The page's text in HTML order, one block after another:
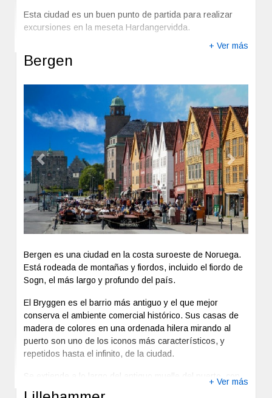
Esta ciudad es un buen punto de partida para realizar
excursiones en la meseta Hardangervidda.
+ Ver más
Bergen
Previous Next
Bergen es una ciudad en la costa suroeste de Noruega.
Está rodeada de montañas y fiordos, incluido el fiordo de
Sogn, el más largo y profundo del país.
El Bryggen es el barrio más antiguo y el que mejor
conserva el ambiente comercial histórico. Sus casas de
madera de colores en una ordenada hilera mirando al
puerto son uno de los iconos más característicos, y
repetidos hasta el infinito, de la ciudad.
Se extiende a lo largo del antiguo muelle del puerto, con
+ Ver más